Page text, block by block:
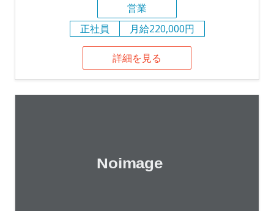
営業
正社員
月給220,000円
詳細を見る